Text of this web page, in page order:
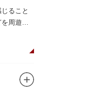
ること
周遊す